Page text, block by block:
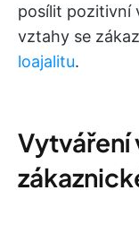
posílit pozitivní
vztahy se
loajalitu.
Vytváření